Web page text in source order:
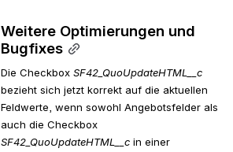
Weitere Optimierungen und
Bugfixes
Die Checkbox
SF42_QuoUpdateHTML__c
bezieht sich jetzt korrekt auf die aktuellen
Feldwerte, wenn sowohl Angebotsfelder als
auch die Checkbox
SF42_QuoUpdateHTML__c in einer